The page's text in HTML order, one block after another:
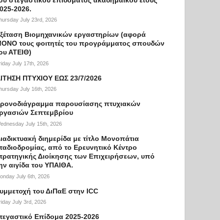
2026.
July 23rd, 2026
Βιομηχανικών εργαστηρίων (αφορά
τους φοιτητές του προγράμματος σπουδών
ΑΤΕΙΘ)
July 17th, 2026
ΠΤΥΧΙΟΥ ΕΩΣ 23/7/2026
July 16th, 2026
παρουσίασης πτυχιακών
Σεπτεμβρίου
July 15th, 2026
διημερίδα με τίτλο Μονοπάτια
από το Ερευνητικό Κέντρο
Διοίκησης των Επιχειρήσεων, υπό
αιγίδα του ΥΠΑΙΘΑ.
July 6th, 2026
του ΔιΠαΕ στην ICC
July 3rd, 2026
Επίδομα 2025-2026